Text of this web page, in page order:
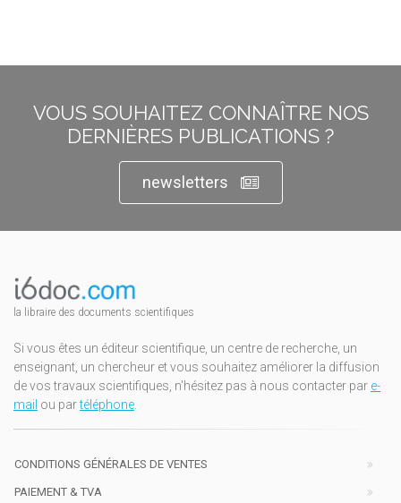
VOUS SOUHAITEZ CONNAÎTRE NOS
DERNIÈRES PUBLICATIONS ?
newsletters
la libraire des documents scientifiques
Si vous êtes un éditeur scientifique, un centre de recherche, un
enseignant, un chercheur et vous souhaitez améliorer la diffusion
de vos travaux scientifiques, n'hésitez pas à nous contacter par e-
mail ou partéléphone.
CONDITIONS GÉNÉRALES DE VENTES
PAIEMENT & TVA